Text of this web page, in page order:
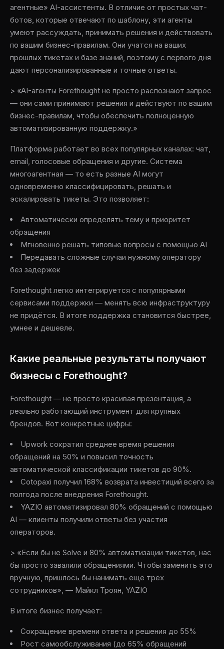
агентные» AI-ассистенты. В отличие от простых чат-
ботов, которые отвечают по шаблону, эти агенты
умеют рассуждать, принимать решения и действовать
по вашим бизнес-правилам. Они учатся на ваших
прошлых тикетах и базе знаний, поэтому с первого дня
дают персонализированные и точные ответы.
> «AI-агенты Forethought не просто распознают запрос
— они сами принимают решения и действуют по вашим
бизнес-правилам, чтобы обеспечить полноценную
автоматизированную поддержку.»
Платформа работает во всех популярных каналах: чат,
email, голосовые обращения и другие. Система
многоагентная — то есть разные AI могут
одновременно классифицировать, решать и
эскалировать тикеты. Это позволяет:
Автоматически определять тему и приоритет
обращения
Мгновенно решать типовые вопросы с помощью AI
Передавать сложные случаи нужному оператору
без задержек
Forethought легко интегрируется с популярными
сервисами поддержки — менять всю инфраструктуру
не придётся. В итоге поддержка становится быстрее,
умнее и дешевле.
Какие реальные результаты получают
бизнесы с Forethought?
Forethought — не просто красивая презентация, а
реально работающий инструмент для крупных
брендов. Вот конкретные цифры:
Upwork сократил среднее время решения
обращений на 50% и повысил точность
автоматической классификации тикетов до 90%.
Cotopaxi получил 168% возврата инвестиций всего за
полгода после внедрения Forethought.
YAZIO автоматизировал 80% обращений с помощью
AI — клиенты получили ответы без участия
операторов.
> «Если бы не Solve и 80% автоматизации тикетов, нас
бы просто завалили обращениями. Чтобы заменить это
вручную, пришлось бы нанимать ещё трёх
сотрудников», — Майкл Троян, YAZIO
В итоге бизнес получает:
Сокращение времени ответа и решения до 55%
Рост самообслуживания (до 65% обращений